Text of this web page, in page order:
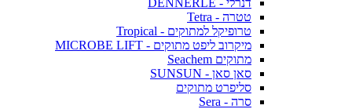
טטרה - Tetra
טרופיקל למתוקים - Tropical
מיקרוב ליפט מתוקים - MICROBE LIFT
מתוקים Seachem
סאן סאן - SUNSUN
סליפרט מתוקים
סרה - Sera